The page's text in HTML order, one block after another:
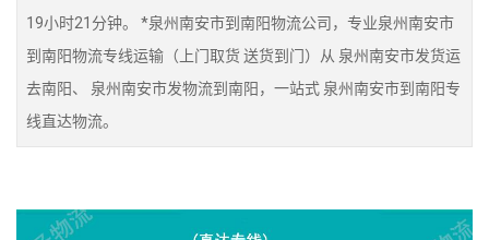
19小时21分钟。 *泉州南安市到南阳物流公司，专业泉州南安市
到南阳物流专线运输（上门取货 送货到门）从 泉州南安市发货运
去南阳、 泉州南安市发物流到南阳，一站式 泉州南安市到南阳专
线直达物流。